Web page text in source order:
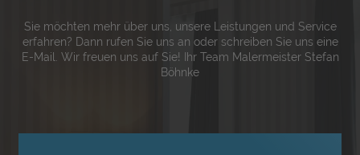
Sie möchten mehr über uns, unsere Leistungen und Service
erfahren? Dann rufen Sie uns an oder schreiben Sie uns eine
E-Mail. Wir freuen uns auf Sie! Ihr Team Malermeister Stefan
Böhnke